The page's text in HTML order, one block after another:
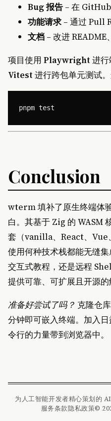
Bug 报告 – 在 GitHub
功能请求– 通过 Pull
文档 – 改进 README
项目使用 Playwright 进
Vitest 进行跨包单元测试
Conclusion
wterm 填补了原生终端体
白。其基于 Zig 的 WASM
套（vanilla、React、Vue
使用何种技术栈都能无缝集
交互式教程，还是远程
提供可靠、可扩展且开源的
准备好尝试了吗？ 克隆仓
分钟即可嵌入终端。加入
令行的力量带到浏览器中。
为人工智能开发者精心策划的
服务条款隐私政策©